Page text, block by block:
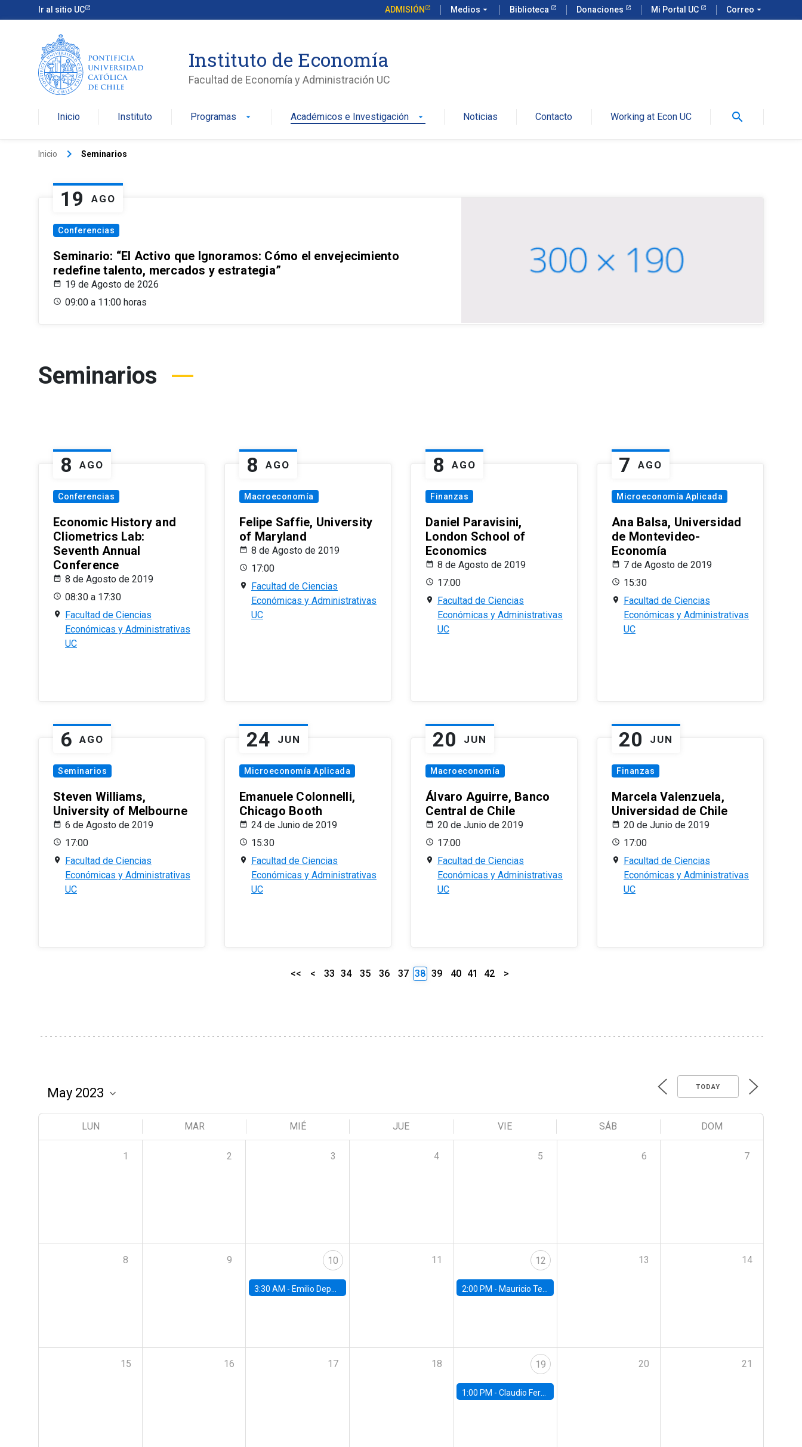
Ir al sitio UC ADMISIÓN Medios arrow_drop_down Biblioteca Donaciones Mi Portal UC Correo arrow_drop_down
Instituto de Economía
Facultad de Economía y Administración UC
Inicio Instituto Programas arrow_drop_down Académicos e Investigación arrow_drop_down Noticias Contacto Working at Econ UC search
Inicio keyboard_arrow_right Seminarios
19 AGO
Conferencias
Seminario: “El Activo que Ignoramos: Cómo el envejecimiento
redefine talento, mercados y estrategia”
19 de Agosto de 2026
09:00 a 11:00 horas
Seminarios
8 AGO
Conferencias
Economic History and
Cliometrics Lab:
Seventh Annual
Conference
8 de Agosto de 2019
08:30 a 17:30
Facultad de Ciencias
Económicas y Administrativas
UC
8 AGO
Macroeconomía
Felipe Saffie, University
of Maryland
8 de Agosto de 2019
17:00
Facultad de Ciencias
Económicas y Administrativas
UC
8 AGO
Finanzas
Daniel Paravisini,
London School of
Economics
8 de Agosto de 2019
17:00
Facultad de Ciencias
Económicas y Administrativas
UC
7 AGO
Microeconomía Aplicada
Ana Balsa, Universidad
de Montevideo-
Economía
7 de Agosto de 2019
15:30
Facultad de Ciencias
Económicas y Administrativas
UC
6 AGO
Seminarios
Steven Williams,
University of Melbourne
6 de Agosto de 2019
17:00
Facultad de Ciencias
Económicas y Administrativas
UC
24 JUN
Microeconomía Aplicada
Emanuele Colonnelli,
Chicago Booth
24 de Junio de 2019
15:30
Facultad de Ciencias
Económicas y Administrativas
UC
20 JUN
Macroeconomía
Álvaro Aguirre, Banco
Central de Chile
20 de Junio de 2019
17:00
Facultad de Ciencias
Económicas y Administrativas
UC
20 JUN
Finanzas
Marcela Valenzuela,
Universidad de Chile
20 de Junio de 2019
17:00
Facultad de Ciencias
Económicas y Administrativas
UC
<< < 33 34 35 36 37 38 39 40 41 42 >
TODAY
LUN MAR MIÉ JUE VIE SÁB DOM
1 2 3 4 5 6 7
8 9 10
3:30 AM - Emilio Depetris-Chauvín, Universidad Católica
11 12
2:00 PM - Mauricio Tejada, UDP
13 14
15 16 17 18 19
1:00 PM - Claudio Ferraz, British Columbia
20 21